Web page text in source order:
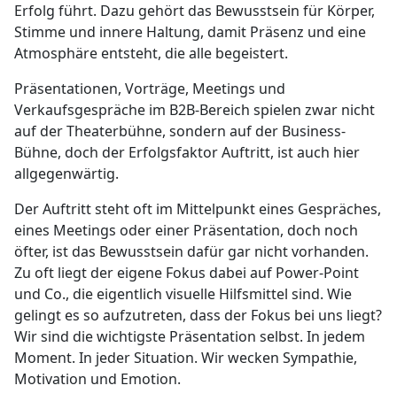
Erfolg führt. Dazu gehört das Bewusstsein für Körper,
Stimme und innere Haltung, damit Präsenz und eine
Atmosphäre entsteht, die alle begeistert.
Präsentationen, Vorträge, Meetings und
Verkaufsgespräche im B2B-Bereich spielen zwar nicht
auf der Theaterbühne, sondern auf der Business-
Bühne, doch der Erfolgsfaktor Auftritt, ist auch hier
allgegenwärtig.
Der Auftritt steht oft im Mittelpunkt eines Gespräches,
eines Meetings oder einer Präsentation, doch noch
öfter, ist das Bewusstsein dafür gar nicht vorhanden.
Zu oft liegt der eigene Fokus dabei auf Power-Point
und Co., die eigentlich visuelle Hilfsmittel sind. Wie
gelingt es so aufzutreten, dass der Fokus bei uns liegt?
Wir sind die wichtigste Präsentation selbst. In jedem
Moment. In jeder Situation. Wir wecken Sympathie,
Motivation und Emotion.